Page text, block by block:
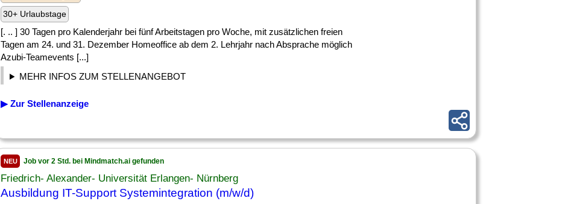
30+ Urlaubstage
[. .. ] 30 Tagen pro Kalenderjahr bei fünf Arbeitstagen pro Woche, mit zusätzlichen freien
Tagen am 24. und 31. Dezember Homeoffice ab dem 2. Lehrjahr nach Absprache möglich
Azubi-Teamevents [...]
MEHR INFOS ZUM STELLENANGEBOT
▶ Zur Stellenanzeige
NEU Job vor 2 Std. bei Mindmatch.ai gefunden
Friedrich- Alexander- Universität Erlangen- Nürnberg
Ausbildung IT-Support Systemintegration (m/w/d)